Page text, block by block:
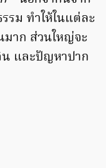
รม ทำให้ในแต่ละ
มาก ส่วนใหญ่จะ
น และปัญหาปาก